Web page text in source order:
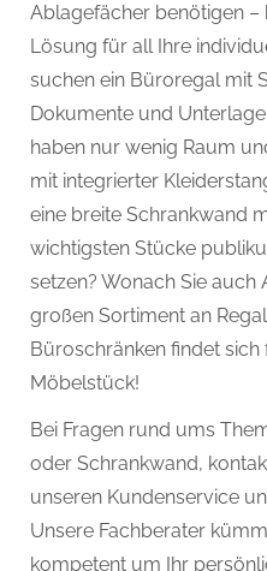
Ablagefächer benötigen –
Lösung für all Ihre
suchen ein Büroregal mit
Dokumente und
haben nur wenig Raum
mit integrierter
eine breite Schrankwand
wichtigsten Stücke
setzen? Wonach Sie auch
großen Sortiment an
Büroschränken findet
Möbelstück!
Bei Fragen rund ums
oder Schrankwand,
unseren Kundenservice
Unsere Fachberater
kompetent um Ihr